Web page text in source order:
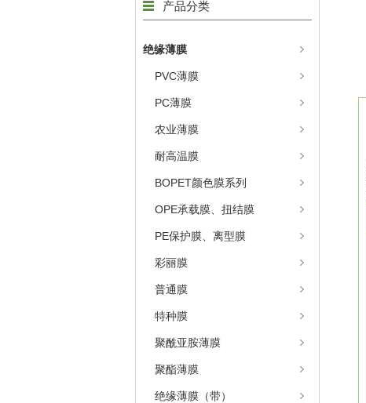
产品分类
绝缘薄膜
PVC薄膜
PC薄膜
农业薄膜
耐高温膜
BOPET颜色膜系列
OPE承载膜、扭结膜
PE保护膜、离型膜
彩丽膜
普通膜
特种膜
聚酰亚胺薄膜
聚酯薄膜
绝缘薄膜（带）